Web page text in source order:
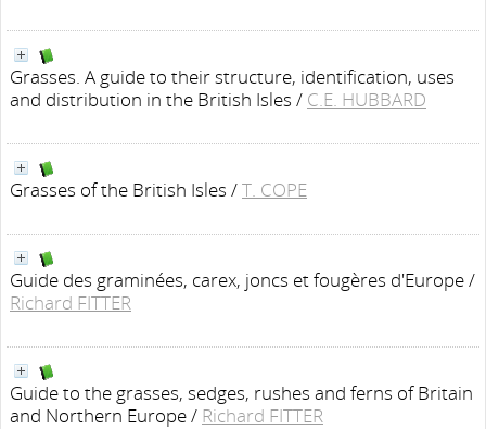
Grasses. A guide to their structure, identification, uses
and distribution in the British Isles / C.E. HUBBARD
Grasses of the British Isles /T. COPE
Guide des graminées, carex, joncs et fougères d'Europe/
Richard FITTER
Guide to the grasses, sedges, rushes and ferns of Britain
and Northern Europe/ Richard FITTER